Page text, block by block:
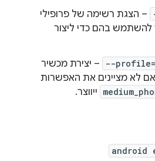
– הצגת רשימה של פרופילי
בהם כדי ליצור
--
– יצירת מכשיר
אם לא מציינים את האפשרות
ייווצר.
android